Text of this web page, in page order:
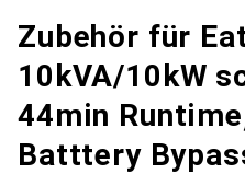
Zubehör für
10kVA/10kW
44min
Batttery